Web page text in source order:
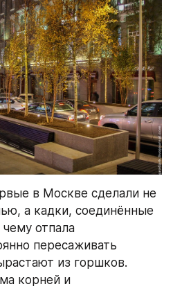
в Москве сделали не
а кадки, соединённые
отпала
пересаживать
из горшков.
корней и